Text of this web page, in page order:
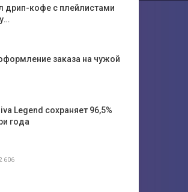
дрип-кофе с плейлистами
заказа на чужой
Legend сохраняет 96,5%
года
606